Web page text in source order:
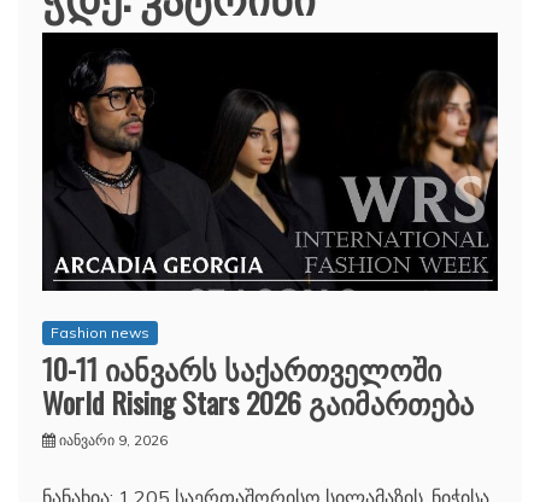
Fashion news
10-11 იანვარს საქართველოში
World Rising Stars 2026 გაიმართება
იანვარი 9, 2026